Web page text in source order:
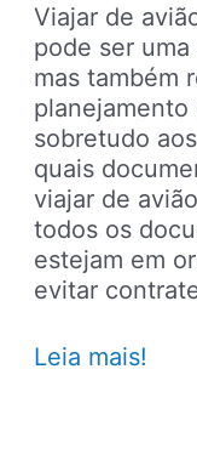
Viajar de
pode ser
mas também
planejamento
sobretudo
quais
viajar de
todos os
estejam em
evitar
Documentos
Leia mais!